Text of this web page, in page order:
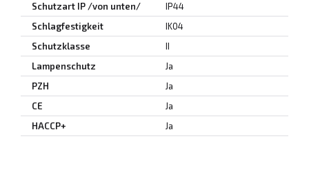
Schutzart IP /von unten/
IP44
Schlagfestigkeit
IK04
Schutzklasse
II
Lampenschutz
Ja
PZH
Ja
CE
Ja
HACCP+
Ja